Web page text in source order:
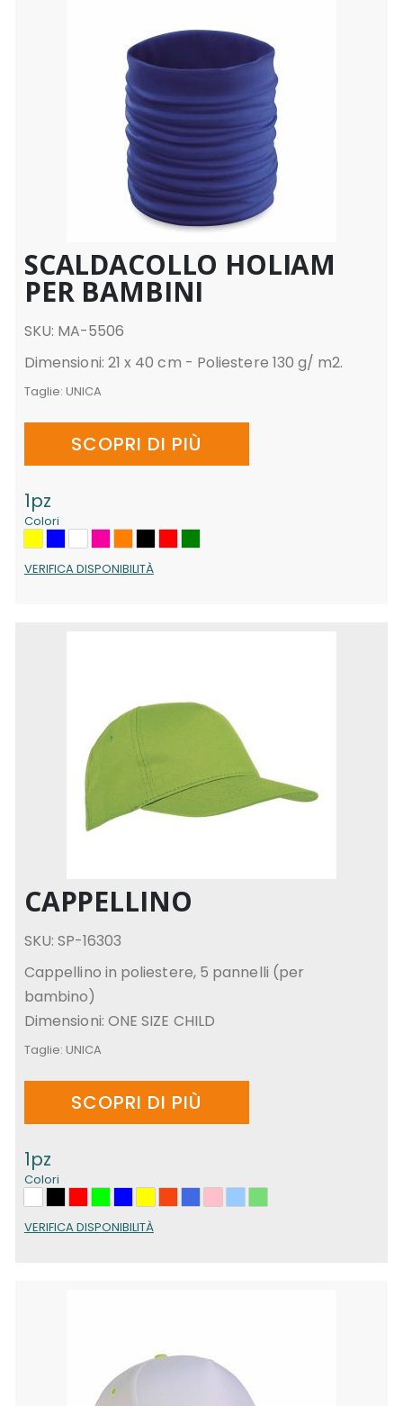
SCALDACOLLO HOLIAM
PER BAMBINI
SKU: MA-5506
Dimensioni: 21 x 40 cm - Poliestere 130 g/ m2.
Taglie: UNICA
SCOPRI DI PIÙ
1pz
Colori
VERIFICA DISPONIBILITÀ
CAPPELLINO
SKU: SP-16303
Cappellino in poliestere, 5 pannelli (per
bambino)
Dimensioni: ONE SIZE CHILD
Taglie: UNICA
SCOPRI DI PIÙ
1pz
Colori
VERIFICA DISPONIBILITÀ